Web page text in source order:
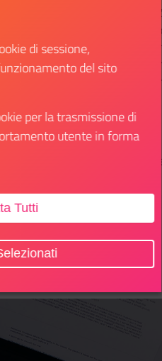
conoscere i
i giovani
avere maggiori dettagli
di
Il
di sessione,
del sito
per la trasmissione di
utente in forma
Tutti